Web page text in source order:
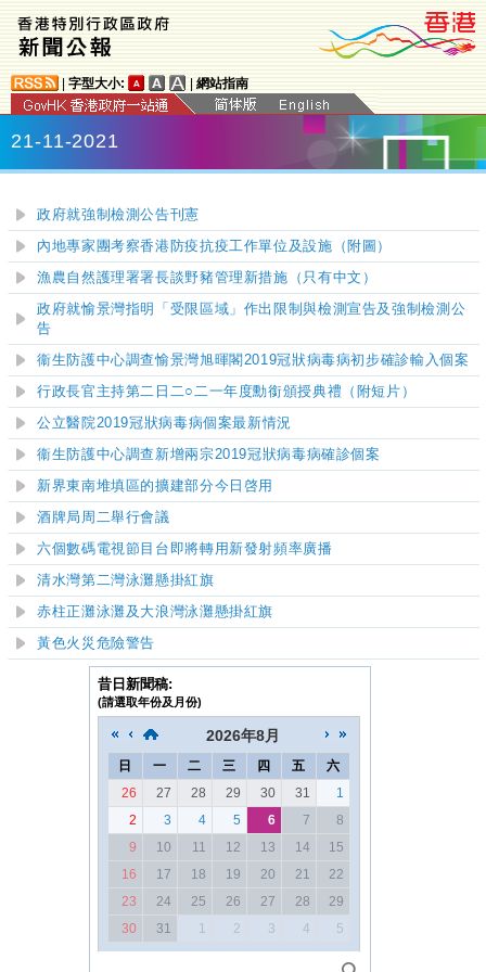
字型大小: 網站指南
21-11-2021
政府就強制檢測公告刊憲
​內地專家團考察香港防疫抗疫工作單位及設施 （附圖）
漁農自然護理署署長談野豬管理新措施（只有中文）
政府就愉景灣指明「受限區域」作出限制與檢測宣告及強制檢測公
告
衞生防護中心調查愉景灣旭暉閣2019冠狀病毒病初步確診輸入個案
行政長官主持第二日二○二一年度勳銜頒授典禮（附短片）
公立醫院2019冠狀病毒病個案最新情況
衞生防護中心調查新增兩宗2019冠狀病毒病確診個案
新界東南堆填區的擴建部分今日啓用
酒牌局周二舉行會議
六個數碼電視節目台即將轉用新發射頻率廣播
清水灣第二灣泳灘懸掛紅旗
赤柱正灘泳灘及大浪灣泳灘懸掛紅旗
黃色火災危險警告
昔日新聞稿:
(請選取年份及月份)
2026年8月
日 一 二 三 四 五
六
26
27 28 29 30 31
1
2
3 4 5 6 7
8
9
10 11 12 13 14
15
16
17 18 19 20 21
22
23
24 25 26 27 28
29
30
31 1 2 3 4 5